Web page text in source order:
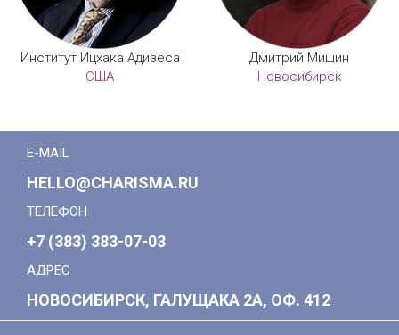
Институт Ицхака Адизеса
США
Дмитрий Мишин
Новосибирск
E-MAIL
HELLO@CHARISMA.RU
ТЕЛЕФОН
+7 (383) 383-07-03
АДРЕС
НОВОСИБИРСК, ГАЛУЩАКА 2А, ОФ. 412